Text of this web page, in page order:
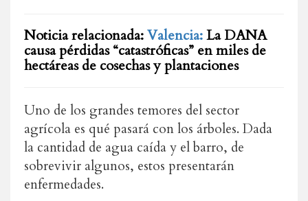
Noticia relacionada:Valencia:La DANA
causa pérdidas “catastróficas” en miles de
hectáreas de cosechas y plantaciones
Uno de los grandes temores del sector
agrícola es qué pasará con los árboles. Dada
la cantidad de agua caída y el barro, de
sobrevivir algunos, estos presentarán
enfermedades.